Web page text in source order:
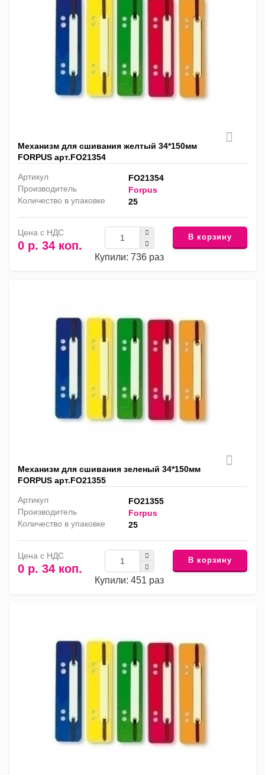
Механизм для сшивания желтый 34*150мм
FORPUS арт.FO21354
Артикул
FO21354
Производитель
Forpus
Количество в упаковке
25
Цена с НДС
0 р. 34 коп.
Купили: 736 раз
В корзину
Механизм для сшивания зеленый 34*150мм
FORPUS арт.FO21355
Артикул
FO21355
Производитель
Forpus
Количество в упаковке
25
Цена с НДС
0 р. 34 коп.
Купили: 451 раз
В корзину